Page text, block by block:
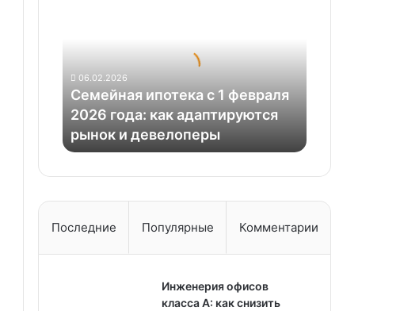
года:
как
адаптируются
рынок
и
06.02.2026
Семейная ипотека с 1 февраля
2026 года: как адаптируются
рынок и девелоперы
Последние Популярные Комментарии
Инженерия офисов
класса А: как снизить